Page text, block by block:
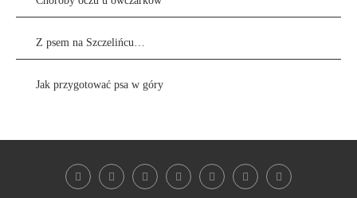
Z psem na Szczelińcu…
Jak przygotować psa w góry